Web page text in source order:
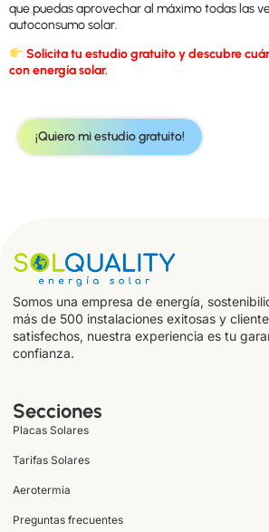
que puedas aprovechar al máximo todas las
autoconsumo solar.
Solicita tu estudio gratuito y descubre
con energía solar.
¡Quiero mi estudio gratuito!
Somos una empresa de energía,
más de 500 instalaciones exitosas y
satisfechos, nuestra experiencia es tu
confianza.
Secciones
Placas Solares
Tarifas Solares
Aerotermia
Preguntas frecuentes